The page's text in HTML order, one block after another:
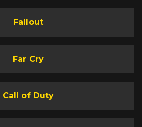
Fallout
Far Cry
Call of Duty